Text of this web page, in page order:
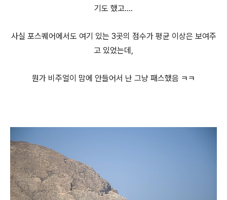
기도 했고....
사실 포스퀘어에서도 여기 있는 3곳의 점수가 평균 이상은 보여주
고 있었는데,
뭔가 비주얼이 맘에 안들어서 난 그냥 패스했음 ㅋㅋ